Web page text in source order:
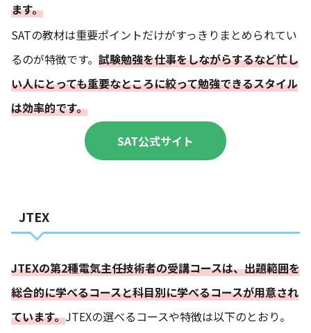
ます。
SATの教材は重要ポイントだけがすっきりまとめられてい
るのが特徴です。 試験勉強を仕事をしながらするなど忙し
い人にとっても重要なところに絞って勉強できるスタイル
は効率的です。
SAT公式サイト
JTEX
JTEXの第2種電気主任技術者の受講コースは、出題範囲を
総合的に学べるコースと科目別に学べるコースが用意され
ています。JTEXの選べるコースや特徴は以下のとおり。